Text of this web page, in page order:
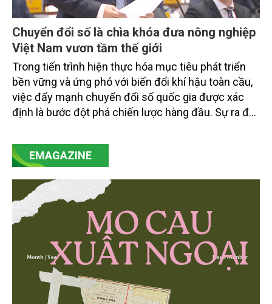
Chuyển đổi số là chìa khóa đưa nông nghiệp
Việt Nam vươn tầm thế giới
Trong tiến trình hiện thực hóa mục tiêu phát triển
bền vững và ứng phó với biến đổi khí hậu toàn cầu,
việc đẩy mạnh chuyển đổi số quốc gia được xác
định là bước đột phá chiến lược hàng đầu. Sự ra đời
mạnh mẽ, thúc đẩy quá trình cải cách toàn diện,
minh bạch hóa chuỗi cung ứng và nâng cao hiệu
then chốt là nông nghiệp và môi trường.
EMAGAZINE